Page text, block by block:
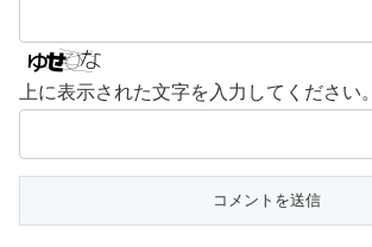
上に表示された文字を入力してください。